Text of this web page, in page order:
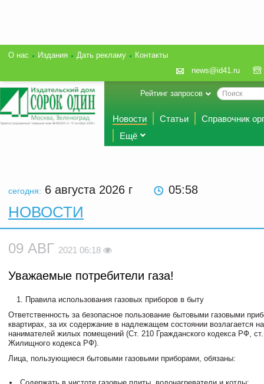
О нас Издания Дать рекламу
Контакты
news@id41.ru
Рейтинг запросов
Новости Статьи
Справочник
Ещё
сегодня: 6 августа 2026 г 05 58
НОВОСТИ
09 АВГ 2021 06:18
Уважаемые потребители газа!
1. Правила использования газовых приборов в быту
Ответственность за безопасное пользование бытовыми газовыми
квартирах, за их содержание в надлежащем состоянии возлагается
нанимателей жилых помещений (Ст. 210 Гражданского кодекса РФ,
Жилищного кодекса РФ).
Лица, пользующиеся бытовыми газовыми приборами, обязаны: